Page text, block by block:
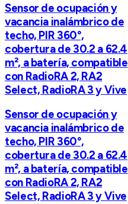
Sensor de ocupación y
vacancia inalámbrico de
techo, PIR 360°,
cobertura de 30.2 a 62.4
m², a batería, compatible
con RadioRA 2, RA2
Select, RadioRA 3 y Vive
Sensor de ocupación y
vacancia inalámbrico de
techo, PIR 360°,
cobertura de 30.2 a 62.4
m², a batería, compatible
con RadioRA 2, RA2
Select, RadioRA 3 y Vive